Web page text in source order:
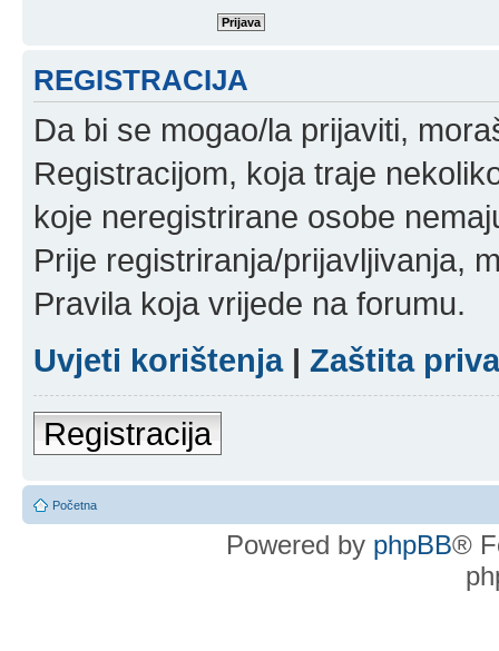
REGISTRACIJA
Da bi se mogao/la prijaviti,
Registracijom, koja traje
koje neregistrirane osobe
Prije registriranja/prijavljivanja,
Pravila koja vrijede na forumu.
Uvjeti korištenja| Zaštita
Registracija
Početna
Powered by phpBB®